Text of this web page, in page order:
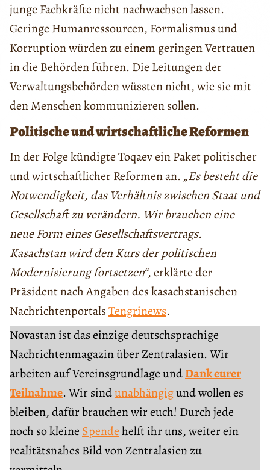
junge Fachkräfte nicht nachwachsen lassen.
Geringe Humanressourcen, Formalismus und
Korruption würden zu einem geringen Vertrauen
in die Behörden führen. Die Leitungen der
Verwaltungsbehörden wüssten nicht, wie sie mit
den Menschen kommunizieren sollen.
Politische und wirtschaftliche Reformen
In der Folge kündigte Toqaev ein Paket politischer
und wirtschaftlicher Reformen an. „Es besteht die
Notwendigkeit, das Verhältnis zwischen Staat und
Gesellschaft zu verändern. Wir brauchen eine
neue Form eines Gesellschaftsvertrags.
Kasachstan wird den Kurs der politischen
Modernisierung fortsetzen“, erklärte der
Präsident nach Angaben des kasachstanischen
NachrichtenportalsTengrinews.
Novastan ist das einzige deutschsprachige
Nachrichtenmagazin über Zentralasien. Wir
arbeiten auf Vereinsgrundlage undDank eurer
Teilnahme. Wir sindunabhängigund wollen es
bleiben, dafür brauchen wir euch! Durch jede
noch so kleine Spendehelft ihr uns, weiter ein
realitätsnahes Bild von Zentralasien zu